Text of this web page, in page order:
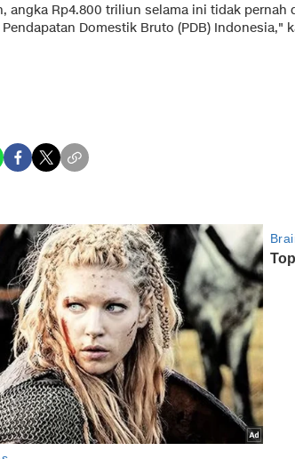
angka Rp4.800 triliun selama ini tidak pernah
Domestik Bruto (PDB) Indonesia,"